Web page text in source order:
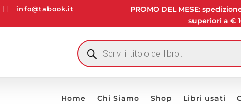
 info@tabook.it
PROMO DEL MESE:
superiori a €
RICERCA
PRODOTTI
Home Chi Siamo Shop Libri usati